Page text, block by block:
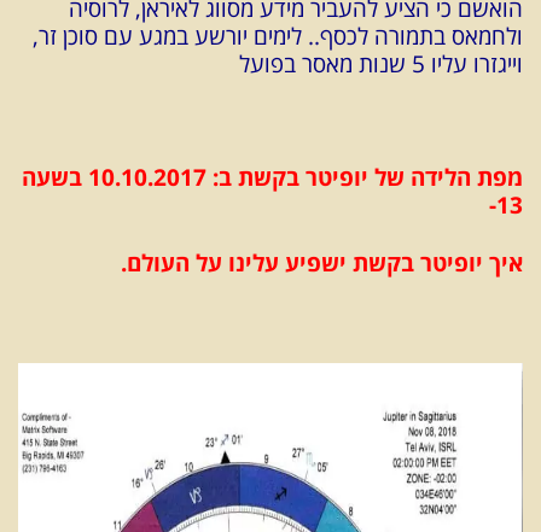
הואשם כי הציע להעביר מידע מסווג לאיראן, לרוסיה
ולחמאס בתמורה לכסף.. לימים יורשע במגע עם סוכן זר,
וייגזרו עליו 5 שנות מאסר בפועל
מפת הלידה של יופיטר בקשת ב: 10.10.2017 בשעה
13-
איך יופיטר בקשת ישפיע עלינו על העולם.